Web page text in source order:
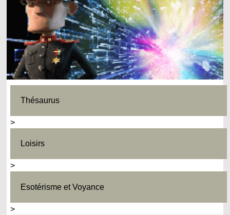
Thésaurus
>
Loisirs
>
Esotérisme et Voyance
>